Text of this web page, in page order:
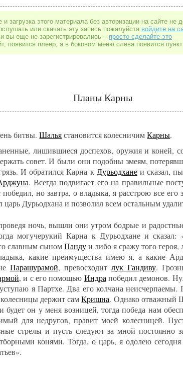
загрузка этого материала без авторизации на сайте не
или скачать эту запись пожалуйста войдите на
вы еще не зарегистрировались – просто сделайте это
появится плеер, а в боковом меню слева появится
Планы Карны
битвы.Шалья становится колесничимКарны.
лишившиеся доспехов, оружия и коней,
совет. И были они подобны змеям,
И обратился Карна к Дурьодханеи сказал,
. Всегда подвигает его на правильные
но завтра, о владыка, я расстрою все его
Дурьодхана и позволил всем остальным
ночь, вышли они утром бодрые и
могучерукий Карна к Дурьодхане и сказал:
славным сыномПандуи либо я сражу того героя,
какие преимущества имею я, а какие
Парашурамой, превосходит лук Гандиву.
, и с его помощью Индрапобедил демонов.
я Партхе. Два его колчана неисчерпаемы.
держит самКришна. Однако отважный
будет он у меня возницей, тогда победа нам
для недругов, правит моей колесницей.
стрелы и пусть следуют за мной постоянно
конями. Тогда, о царь, я одолею